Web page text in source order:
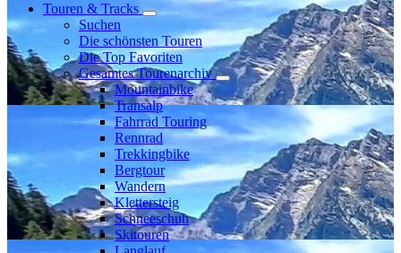
Touren & Tracks
Suchen
Die schönsten Touren
Die Top Favoriten
Gesamtes Tourenarchiv
Mountainbike
Transalp
Fahrrad Touring
Rennrad
Trekkingbike
Bergtour
Wandern
Klettersteig
Schneeschuh
Skitouren